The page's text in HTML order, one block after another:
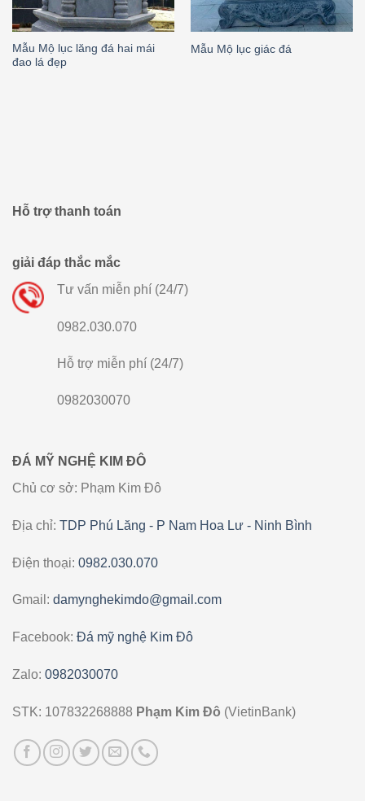
Mẫu Mộ lục lăng đá hai mái
đao lá đẹp
Mẫu Mộ lục giác đá
Hỗ trợ thanh toán
giải đáp thắc mắc
Tư vấn miễn phí (24/7)
0982.030.070
Hỗ trợ miễn phí (24/7)
0982030070
ĐÁ MỸ NGHỆ KIM ĐÔ
Chủ cơ sở: Phạm Kim Đô
Địa chỉ: TDP Phú Lăng - P Nam Hoa Lư - Ninh Bình
Điện thoại: 0982.030.070
Gmail: damynghekimdo@gmail.com
Facebook: Đá mỹ nghệ Kim Đô
Zalo: 0982030070
STK: 107832268888 Phạm Kim Đô (VietinBank)